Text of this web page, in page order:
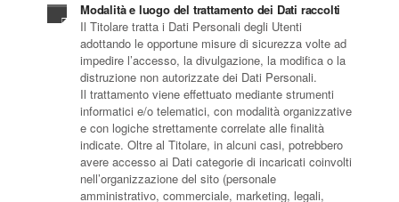
Modalità e luogo del trattamento dei Dati raccolti
Il Titolare tratta i Dati Personali degli Utenti
adottando le opportune misure di sicurezza volte ad
impedire l’accesso, la divulgazione, la modifica o la
distruzione non autorizzate dei Dati Personali.
Il trattamento viene effettuato mediante strumenti
informatici e/o telematici, con modalità organizzative
e con logiche strettamente correlate alle finalità
indicate. Oltre al Titolare, in alcuni casi, potrebbero
avere accesso ai Dati categorie di incaricati coinvolti
nell’organizzazione del sito (personale
amministrativo, commerciale, marketing, legali,